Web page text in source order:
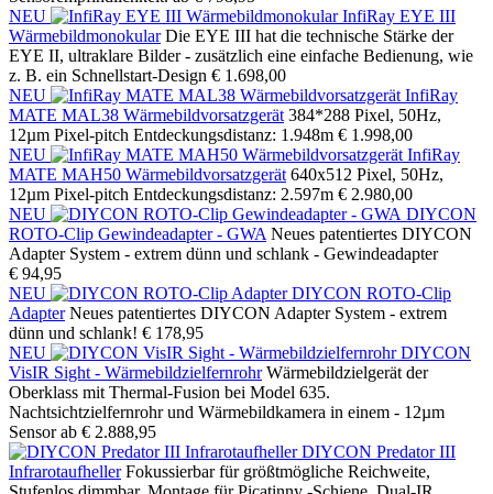
NEU
InfiRay EYE III
Wärmebildmonokular Die EYE III hat die technische Stärke der
EYE II, ultraklare Bilder - zusätzlich eine einfache Bedienung, wie
z. B. ein Schnellstart-Design € 1.698,00
NEU
InfiRay
MATE MAL38 Wärmebildvorsatzgerät 384*288 Pixel, 50Hz,
12µm Pixel-pitch Entdeckungsdistanz: 1.948m € 1.998,00
NEU
InfiRay
MATE MAH50 Wärmebildvorsatzgerät 640x512 Pixel, 50Hz,
12µm Pixel-pitch Entdeckungsdistanz: 2.597m € 2.980,00
NEU
DIYCON
ROTO-Clip Gewindeadapter - GWA Neues patentiertes DIYCON
Adapter System - extrem dünn und schlank - Gewindeadapter
€ 94,95
NEU
DIYCON ROTO-Clip
Adapter Neues patentiertes DIYCON Adapter System - extrem
dünn und schlank! € 178,95
NEU
DIYCON
VisIR Sight - Wärmebildzielfernrohr Wärmebildzielgerät der
Oberklass mit Thermal-Fusion bei Model 635.
Nachtsichtzielfernrohr und Wärmebildkamera in einem - 12µm
Sensor ab € 2.888,95
DIYCON Predator III
Infrarotaufheller Fokussierbar für größtmögliche Reichweite,